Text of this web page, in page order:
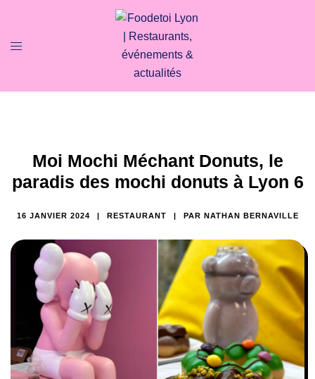
Moi Mochi Méchant Donuts, le
paradis des mochi donuts à Lyon 6
16 JANVIER 2024 RESTAURANT PAR NATHAN BERNAVILLE